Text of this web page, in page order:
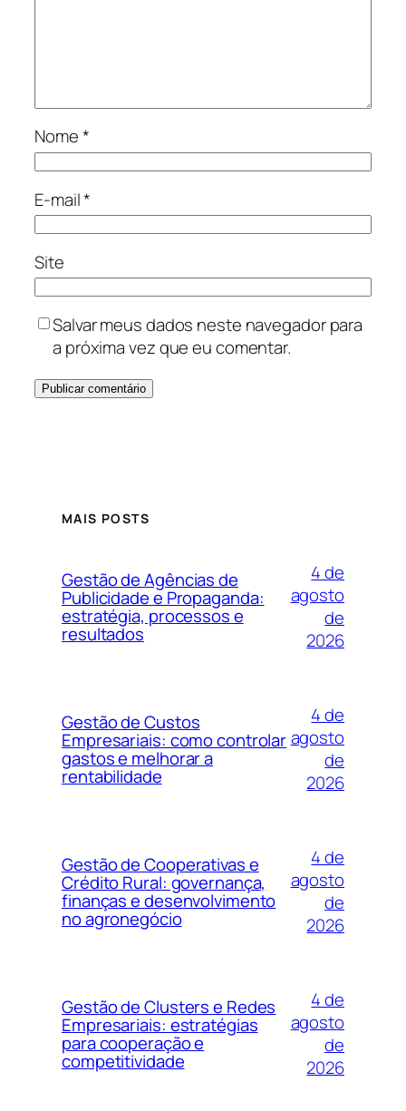
Nome*
E-mail*
Site
Salvar meus dados neste navegador para
a próxima vez que eu comentar.
MAIS POSTS
Gestão de Agências de
Publicidade e Propaganda:
estratégia, processos e
resultados
4 de
agosto
de
2026
Gestão de Custos
Empresariais: como controlar
gastos e melhorar a
rentabilidade
4 de
agosto
de
2026
Gestão de Cooperativas e
Crédito Rural: governança,
finanças e desenvolvimento
no agronegócio
4 de
agosto
de
2026
Gestão de Clusters e Redes
Empresariais: estratégias
para cooperação e
competitividade
4 de
agosto
de
2026